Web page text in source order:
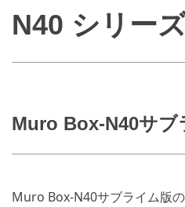
N40 シリー
Muro Box-N40サブ
Muro Box-N40サブライム版